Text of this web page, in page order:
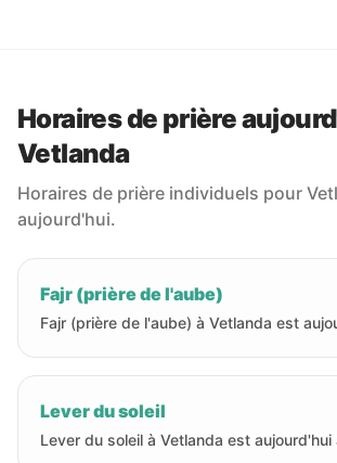
Horaires de prière
Vetlanda
Horaires de prière individuels pour
aujourd'hui.
Fajr (prière de l'aube)
Fajr (prière de l'aube) à Vetlanda est
Lever du soleil
Lever du soleil à Vetlanda est